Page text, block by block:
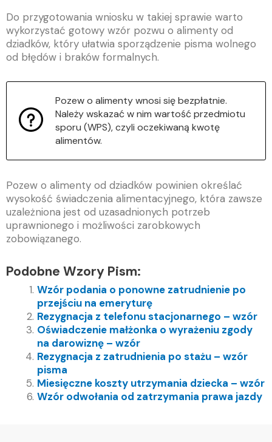
Do przygotowania wniosku w takiej sprawie warto
wykorzystać gotowy wzór pozwu o alimenty od
dziadków, który ułatwia sporządzenie pisma wolnego
od błędów i braków formalnych.
Pozew o alimenty wnosi się bezpłatnie.
Należy wskazać w nim wartość przedmiotu
sporu (WPS), czyli oczekiwaną kwotę
alimentów.
Pozew o alimenty od dziadków powinien określać
wysokość świadczenia alimentacyjnego, która zawsze
uzależniona jest od uzasadnionych potrzeb
uprawnionego i możliwości zarobkowych
zobowiązanego.
Podobne Wzory Pism:
Wzór podania o ponowne zatrudnienie po
przejściu na emeryturę
Rezygnacja z telefonu stacjonarnego – wzór
Oświadczenie małżonka o wyrażeniu zgody
na darowiznę – wzór
Rezygnacja z zatrudnienia po stażu – wzór
pisma
Miesięczne koszty utrzymania dziecka – wzór
Wzór odwołania od zatrzymania prawa jazdy